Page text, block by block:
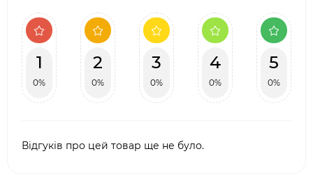
1
0%
2
0%
3
0%
4
0%
5
0%
Відгуків про цей товар ще не було.